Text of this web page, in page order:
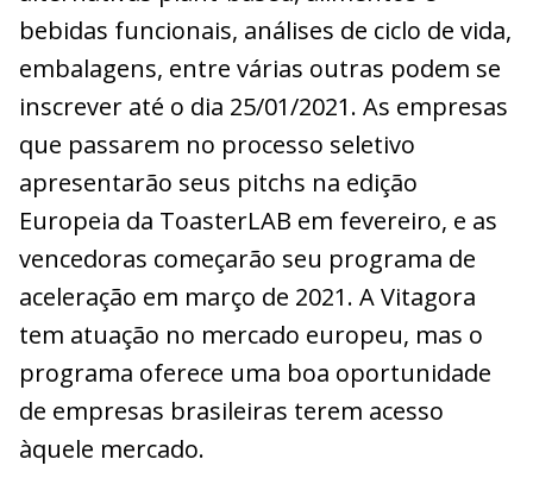
bebidas funcionais, análises de ciclo de vida,
embalagens, entre várias outras podem se
inscrever até o dia 25/01/2021. As empresas
que passarem no processo seletivo
apresentarão seus pitchs na edição
Europeia da ToasterLAB em fevereiro, e as
vencedoras começarão seu programa de
aceleração em março de 2021. A Vitagora
tem atuação no mercado europeu, mas o
programa oferece uma boa oportunidade
de empresas brasileiras terem acesso
àquele mercado.